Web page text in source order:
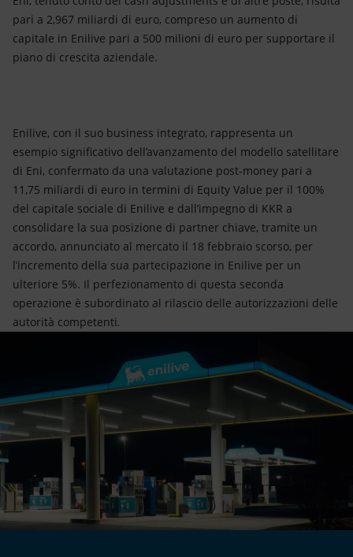
pari a 2,967 miliardi di euro, compreso un aumento di
capitale in Enilive pari a 500 milioni di euro per supportare il
piano di crescita aziendale.
Enilive, con il suo business integrato, rappresenta un
esempio significativo dell’avanzamento del modello satellitare
di Eni, confermato da una valutazione post-money pari a
11,75 miliardi di euro in termini di Equity Value per il 100%
del capitale sociale di Enilive e dall’impegno di KKR a
consolidare la sua posizione di partner chiave, tramite un
accordo, annunciato al mercato il 18 febbraio scorso, per
l’incremento della sua partecipazione in Enilive per un
ulteriore 5%. Il perfezionamento di questa seconda
operazione è subordinato al rilascio delle autorizzazioni delle
autorità competenti.